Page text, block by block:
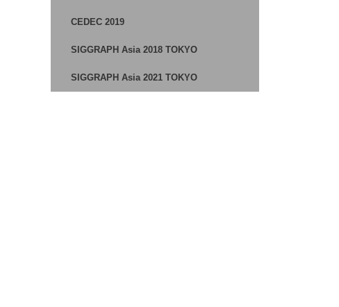
CEDEC 2019
SIGGRAPH Asia 2018 TOKYO
SIGGRAPH Asia 2021 TOKYO